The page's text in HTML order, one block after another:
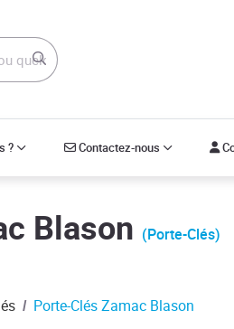
? Contactez-nous
Contactez-nous
Blason (Porte-Clés)
Porte-Clés Zamac Blason